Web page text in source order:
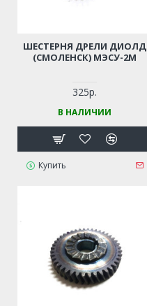
ШЕСТЕРНЯ ДРЕЛИ ДИОЛД
(СМОЛЕНСК) МЭСУ-2М
325р.
В НАЛИЧИИ
Купить